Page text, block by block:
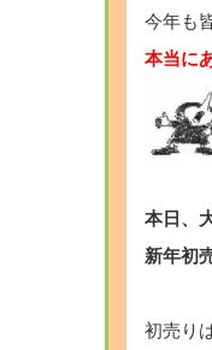
今年も
本当に
本日、
新年初
初売り